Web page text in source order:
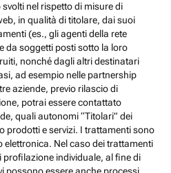
nel rispetto di misure di
in qualità di titolare, dai suoi
(es., gli agenti della rete
da soggetti posti sotto la loro
nonché dagli altri destinatari
ad esempio nelle partnership
aziende, previo rilascio di
potrai essere contattato
quali autonomi “Titolari” dei
prodotti e servizi. I trattamenti sono
elettronica. Nel caso dei trattamenti
individuale, al fine di